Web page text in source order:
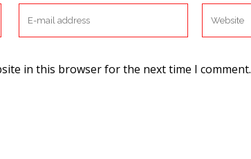
in this browser for the next time I comment.